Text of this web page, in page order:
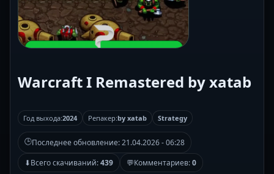
Warcraft I Remastered by xatab
Год выхода:2024 Репакер:by xatab Strategy
🕒Последнее обновление:21.04.2026 - 06:28
⬇Всего скачиваний:439 💬Комментариев:0